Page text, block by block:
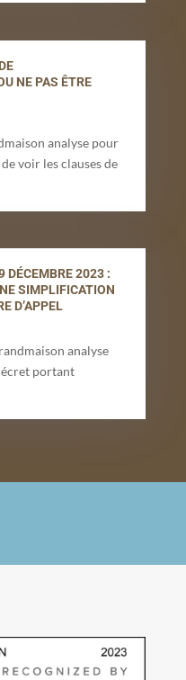
NE PAS ÊTRE
analyse pour
voir les clauses de
DÉCEMBRE 2023 :
SIMPLIFICATION
D’APPEL
analyse
portant